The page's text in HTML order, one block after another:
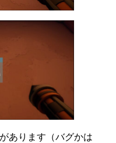
あります（バグかは